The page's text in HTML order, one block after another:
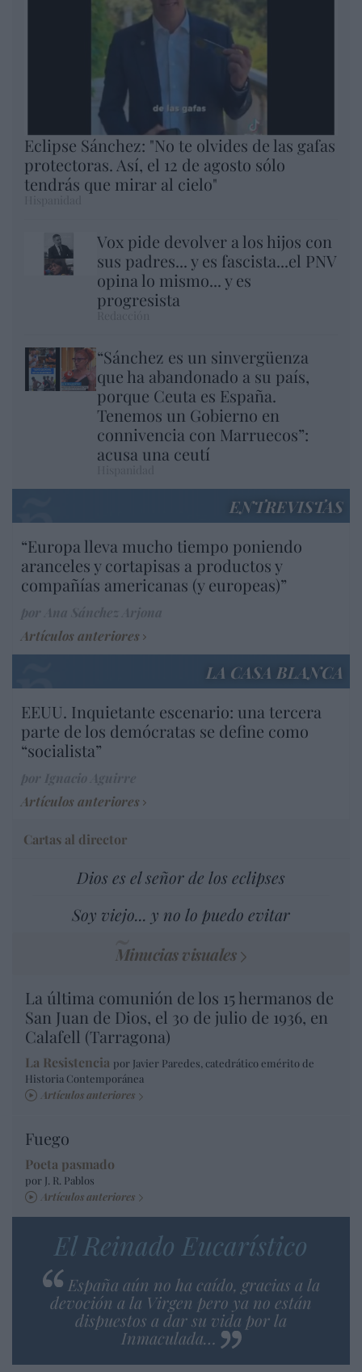
Eclipse Sánchez: "No te olvides de las gafas
protectoras. Así, el 12 de agosto sólo
tendrás que mirar al cielo"
Vox pide devolver a los hijos con
sus padres... y es fascista...el PNV
opina lo mismo... y es
progresista
“Sánchez es un sinvergüenza
que ha abandonado a su país,
porque Ceuta es España.
Tenemos un Gobierno en
connivencia con Marruecos”:
acusa una ceutí
ENTREVISTAS
“Europa lleva mucho tiempo poniendo
aranceles y cortapisas a productos y
compañías americanas (y europeas)”
Artículos anteriores
LA CASA BLANCA
EEUU. Inquietante escenario: una tercera
parte de los demócratas se define como
“socialista”
Artículos anteriores
Cartas al director
Dios es el señor de los eclipses
Soy viejo... y no lo puedo evitar
Minucias visuales
La última comunión de los 15 hermanos de
San Juan de Dios, el 30 de julio de 1936, en
Calafell (Tarragona)
La Resistencia por Javier Paredes, catedrático emérito de
Historia Contemporánea
Artículos anteriores
Fuego
Poeta pasmado
por J. R. Pablos
Artículos anteriores
El Reinado Eucarístico
España aún no ha caído, gracias a la
devoción a la Virgen pero ya no están
dispuestos a dar su vida por la
Inmaculada…